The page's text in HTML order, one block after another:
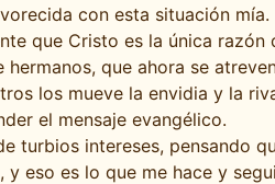
con esta situación mía.
que Cristo es la única razón
que ahora se
los mueve la envidia y la
el mensaje evangélico.
turbios intereses, pensando
eso es lo que me hace y